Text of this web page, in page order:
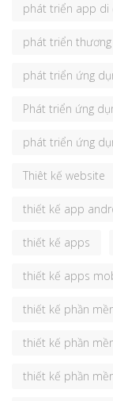
phát triển app di
phát triển thương
phát triển ứng
Phát triển ứng
phát triển ứng
Thiêt kế website
thiết kế app
thiết kế apps
thiết kế apps
thiết kế phần
thiết kế phần
thiết kế phần